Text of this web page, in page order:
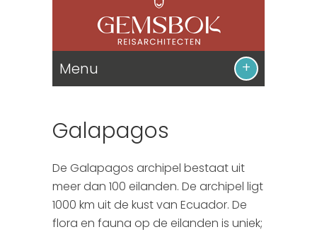
Menu
Zuid Afrika
Namibie
Botswana
Informatie
Contact
Wie zijn wij?
Prijsbijlage
Galapagos
De Galapagos archipel bestaat uit
meer dan 100 eilanden. De archipel ligt
1000 km uit de kust van Ecuador. De
flora en fauna op de eilanden is uniek;